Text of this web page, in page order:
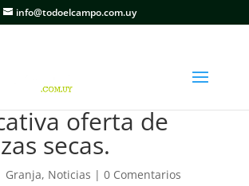
info@todoelcampo.com.uy
oferta de
secas.
Granja, Noticias | 0 Comentarios